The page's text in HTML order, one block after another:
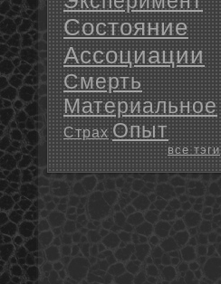
Состояние
Ассоциации
Смерть
Материальное
Страх Опыт
все тэги